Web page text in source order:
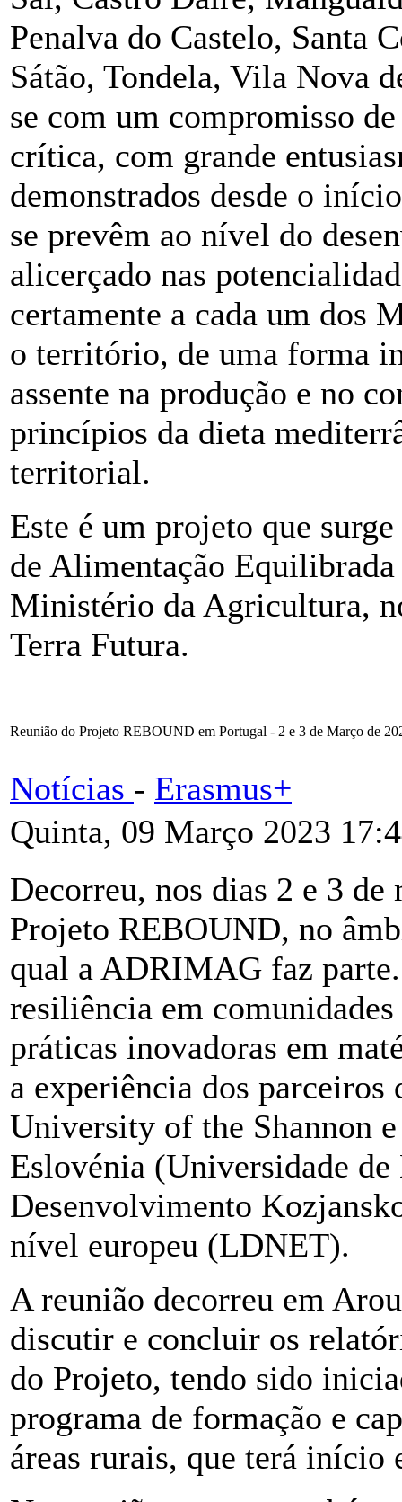
Penalva do Castelo, Santa
Sátão, Tondela, Vila Nova
se com um compromisso
crítica, com grande
demonstrados desde o
se prevêm ao nível do
alicerçado nas
certamente a cada um dos
o território, de uma forma
assente na produção e no
princípios da dieta
territorial.
Este é um projeto que
de Alimentação
Ministério da Agricultura,
Terra Futura.
Reunião do Projeto REBOUND em Portugal - 2 e 3 de Março de
Notícias - Erasmus+
Quinta, 09 Março 2023
Decorreu, nos dias 2 e 3
Projeto REBOUND, no
qual a ADRIMAG faz
resiliência em
práticas inovadoras em
a experiência dos
University of the Shannon
Eslovénia (Universidade
Desenvolvimento
nível europeu (LDNET).
A reunião decorreu em
discutir e concluir os
do Projeto, tendo sido
programa de formação e
áreas rurais, que terá início